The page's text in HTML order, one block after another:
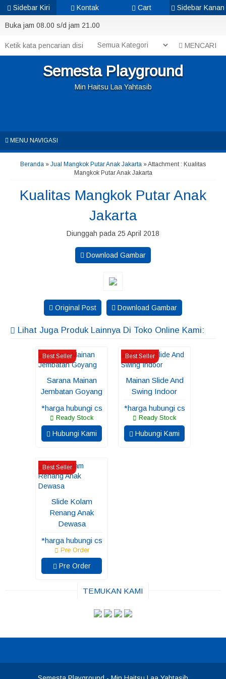
Buka jam 08.00 s/d jam 21.00
MENCARI
Semesta Playground
Min Haitsu Laa Yahtasib
MENU NAVIGASI
Beranda » Jual Mangkok Putar Anak Jakarta » Attachment : Kualitas
Mangkok Putar Anak Jakarta
Kualitas Mangkok Putar Anak
Jakarta
Diunggah pada 25 April 2018
Download Gambar
Original Post Download Gambar
Lihat Juga Produk Lainnya Di Toko Online Kami:
Best Seller
Sarana Mainan
Jembatan Goyang
*harga hubungi cs
Ready Stock
Hubungi Kami
Best Seller
Mainan Slide And
Swing Indoor
*harga hubungi cs
Ready Stock
Hubungi Kami
Best Seller
Slide Kolam
Renang Anak
Dewasa
*harga hubungi cs
Pre Order
Pre Order
TEMUKAN KAMI
Sidebar Kiri Kontak Cart Sidebar Kanan